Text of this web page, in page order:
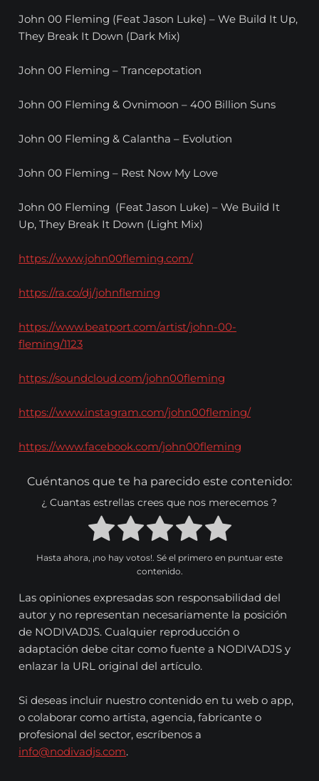
John 00 Fleming (Feat Jason Luke) – We Build It Up,
They Break It Down (Dark Mix)
John 00 Fleming – Trancepotation
John 00 Fleming & Ovnimoon – 400 Billion Suns
John 00 Fleming & Calantha – Evolution
John 00 Fleming – Rest Now My Love
John 00 Fleming (Feat Jason Luke) – We Build It
Up, They Break It Down (Light Mix)
https://www.john00fleming.com/
https://ra.co/dj/johnfleming
https://www.beatport.com/artist/john-00-
fleming/1123
https://soundcloud.com/john00fleming
https://www.instagram.com/john00fleming/
https://www.facebook.com/john00fleming
Cuéntanos que te ha parecido este contenido:
¿ Cuantas estrellas crees que nos merecemos ?
Hasta ahora, ¡no hay votos!. Sé el primero en puntuar este
contenido.
Las opiniones expresadas son responsabilidad del
autor y no representan necesariamente la posición
de NODIVADJS. Cualquier reproducción o
adaptación debe citar como fuente a NODIVADJS y
enlazar la URL original del artículo.
Si deseas incluir nuestro contenido en tu web o app,
o colaborar como artista, agencia, fabricante o
profesional del sector, escríbenos a
info@nodivadjs.com.